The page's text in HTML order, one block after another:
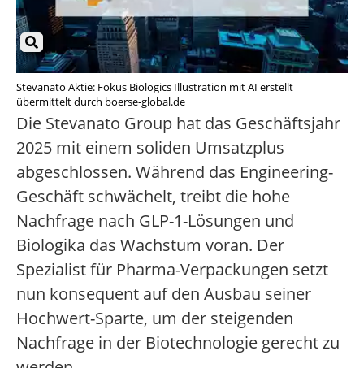
Stevanato Aktie: Fokus Biologics Illustration mit AI erstellt
übermittelt durch boerse-global.de
Die Stevanato Group hat das Geschäftsjahr
2025 mit einem soliden Umsatzplus
abgeschlossen. Während das Engineering-
Geschäft schwächelt, treibt die hohe
Nachfrage nach GLP-1-Lösungen und
Biologika das Wachstum voran. Der
Spezialist für Pharma-Verpackungen setzt
nun konsequent auf den Ausbau seiner
Hochwert-Sparte, um der steigenden
Nachfrage in der Biotechnologie gerecht zu